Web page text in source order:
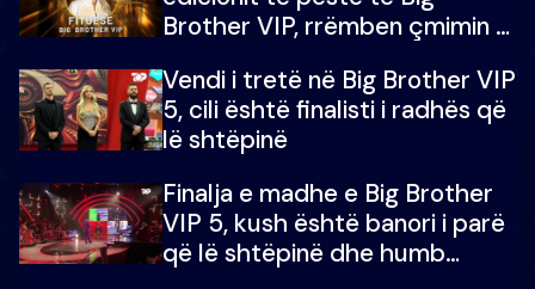
Brother VIP, rrëmben çmimin e
Vendi i tretë në Big Brother VIP
5, cili është finalisti i radhës që
lë shtëpinë
Finalja e madhe e Big Brother
VIP 5, kush është banori i parë
që lë shtëpinë dhe humb